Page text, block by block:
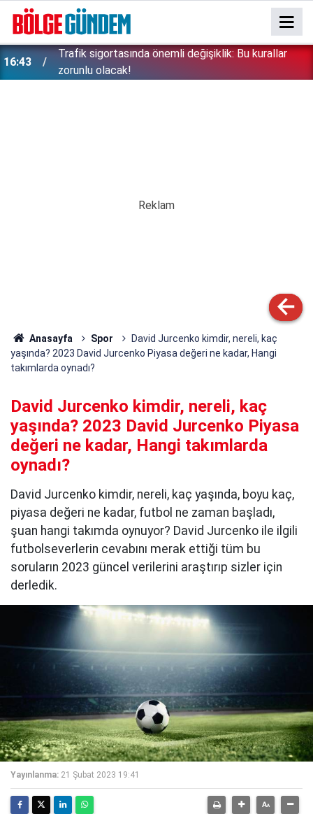
16:43
Trafik sigortasında önemli değişiklik: Bu kurallar
zorunlu olacak!
Anasayfa Spor
David Jurcenko kimdir, nereli, kaç
yaşında? 2023 David Jurcenko Piyasa değeri ne kadar, Hangi
takımlarda oynadı?
David Jurcenko kimdir, nereli, kaç
yaşında? 2023 David Jurcenko Piyasa
değeri ne kadar, Hangi takımlarda
oynadı?
David Jurcenko kimdir, nereli, kaç yaşında, boyu kaç,
piyasa değeri ne kadar, futbol ne zaman başladı,
şuan hangi takımda oynuyor? David Jurcenko ile ilgili
futbolseverlerin cevabını merak ettiği tüm bu
soruların 2023 güncel verilerini araştırıp sizler için
derledik.
Yayınlanma: 21 Şubat 2023 19:41